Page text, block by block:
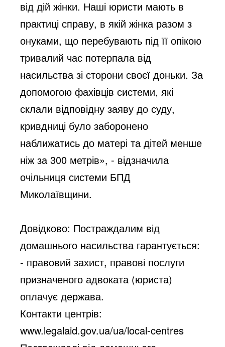
від дій жінки. Наші юристи мають в
практиці справу, в якій жінка разом з
онуками, що перебувають під її опікою
тривалий час потерпала від
насильства зі сторони своєї доньки. За
допомогою фахівців системи, які
склали відповідну заяву до суду,
кривдниці було заборонено
наближатись до матері та дітей менше
ніж за 300 метрів», - відзначила
очільниця системи БПД
Миколаївщини.
Довідково: Постраждалим від
домашнього насильства гарантується:
- правовий захист, правові послуги
призначеного адвоката (юриста)
оплачує держава.
Контакти центрів:
www.legalaid.gov.ua/ua/local-centres